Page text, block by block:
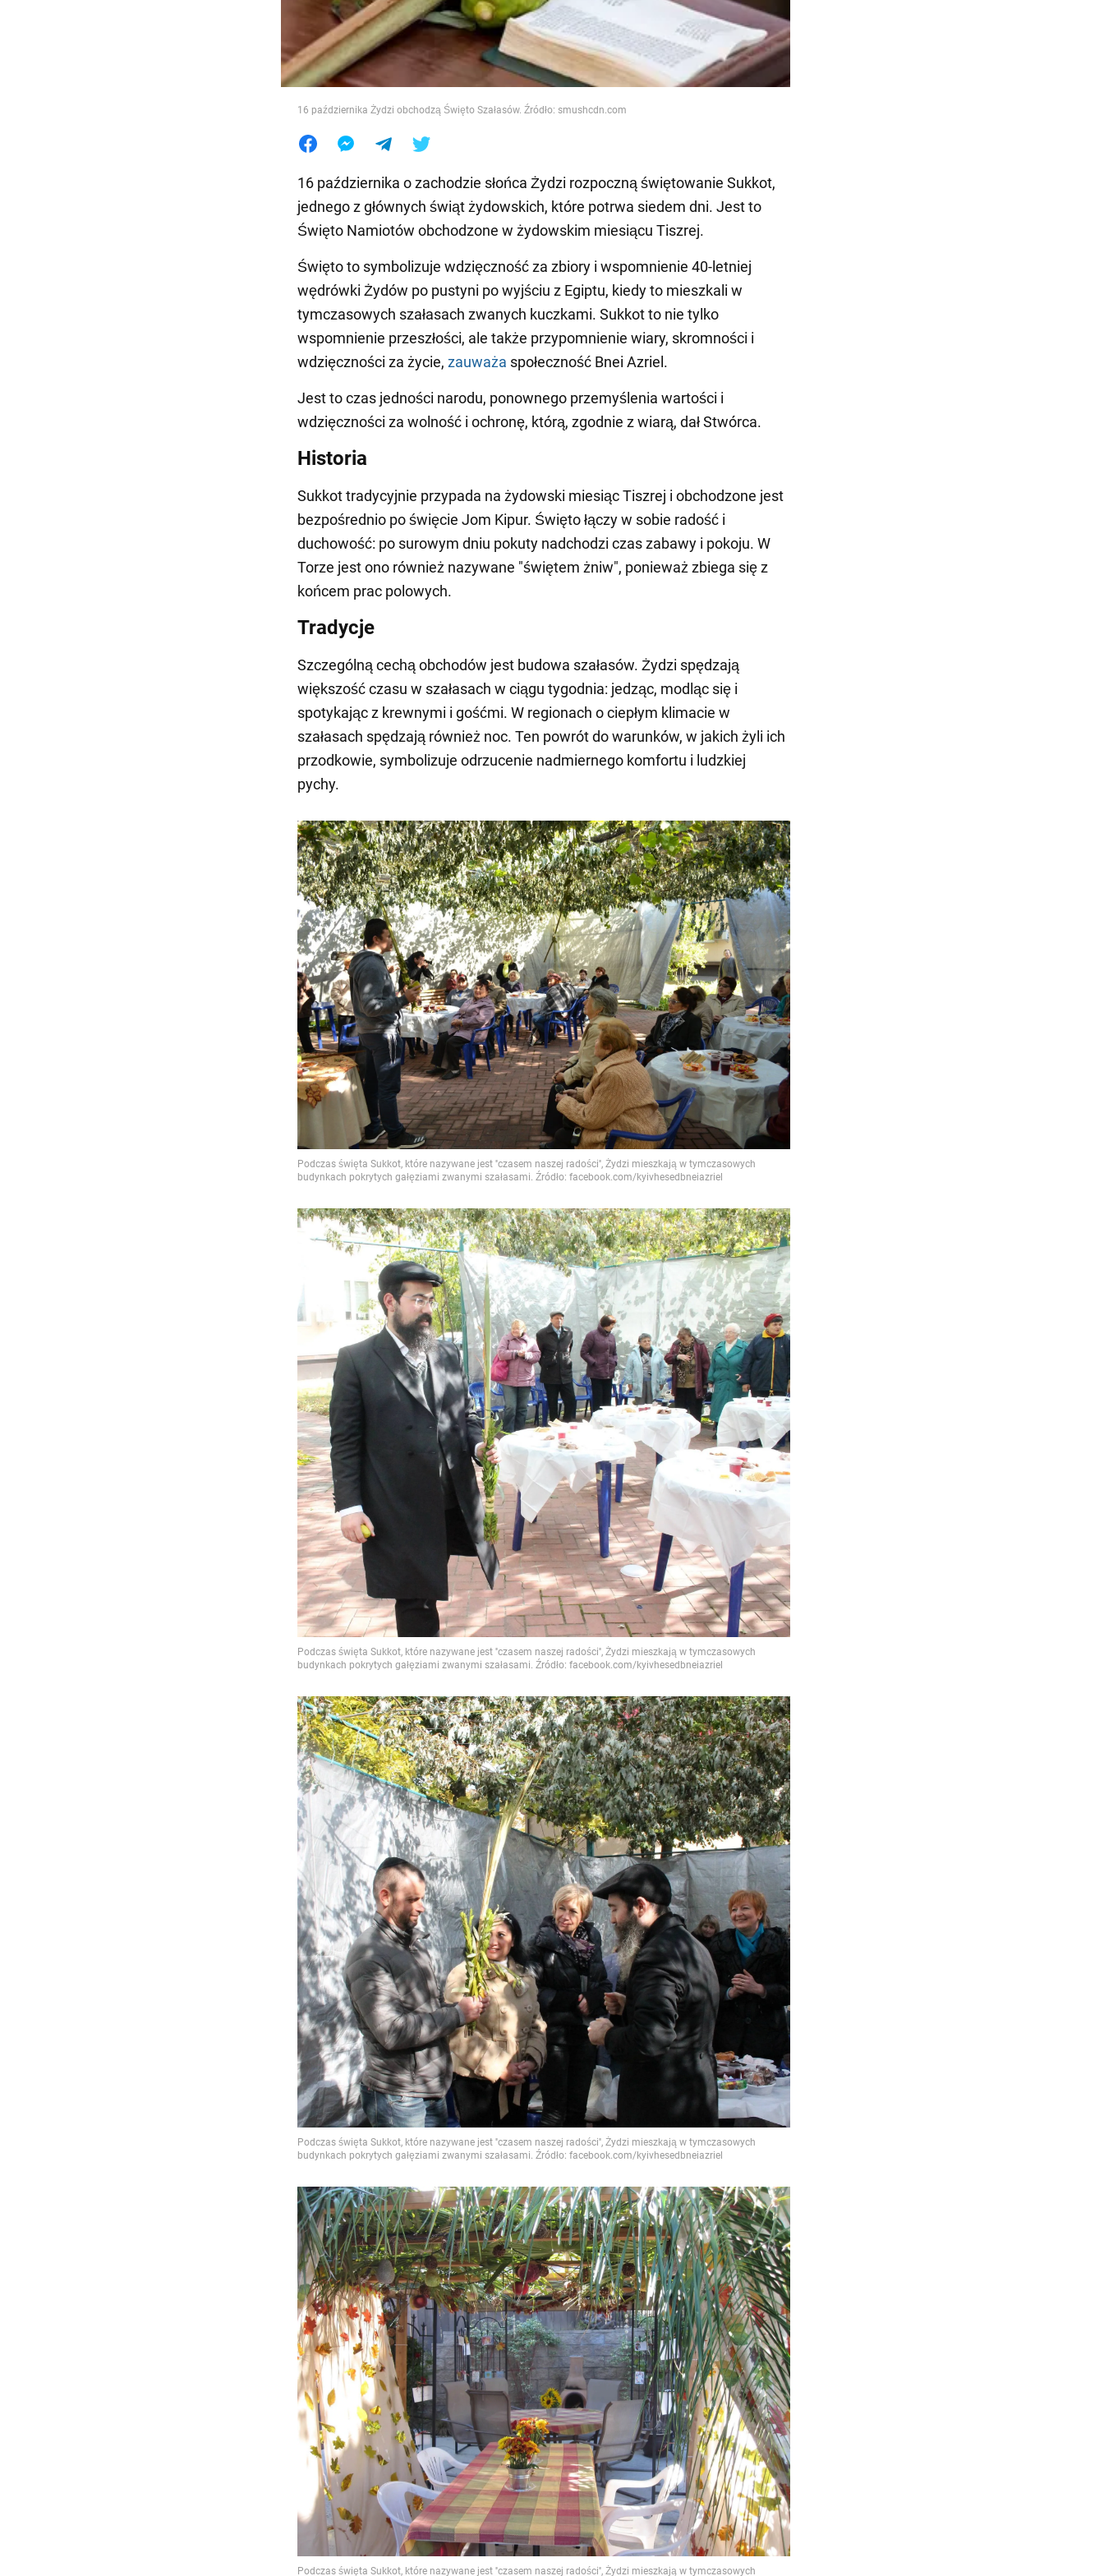
Jedzenie
16 października Żydzi obchodzą Święto Szałasów. Źródło: smushcdn.com
16 października o zachodzie słońca Żydzi rozpoczną świętowanie Sukkot,
jednego z głównych świąt żydowskich, które potrwa siedem dni. Jest to
Święto Namiotów obchodzone w żydowskim miesiącu Tiszrej.
Święto to symbolizuje wdzięczność za zbiory i wspomnienie 40-letniej
wędrówki Żydów po pustyni po wyjściu z Egiptu, kiedy to mieszkali w
tymczasowych szałasach zwanych kuczkami. Sukkot to nie tylko
wspomnienie przeszłości, ale także przypomnienie wiary, skromności i
wdzięczności za życie, zauważa społeczność Bnei Azriel.
Jest to czas jedności narodu, ponownego przemyślenia wartości i
wdzięczności za wolność i ochronę, którą, zgodnie z wiarą, dał Stwórca.
Historia
Sukkot tradycyjnie przypada na żydowski miesiąc Tiszrej i obchodzone jest
bezpośrednio po święcie Jom Kipur. Święto łączy w sobie radość i
duchowość: po surowym dniu pokuty nadchodzi czas zabawy i pokoju. W
Torze jest ono również nazywane "świętem żniw", ponieważ zbiega się z
końcem prac polowych.
Tradycje
Szczególną cechą obchodów jest budowa szałasów. Żydzi spędzają
większość czasu w szałasach w ciągu tygodnia: jedząc, modląc się i
spotykając z krewnymi i gośćmi. W regionach o ciepłym klimacie w
szałasach spędzają również noc. Ten powrót do warunków, w jakich żyli ich
przodkowie, symbolizuje odrzucenie nadmiernego komfortu i ludzkiej
pychy.